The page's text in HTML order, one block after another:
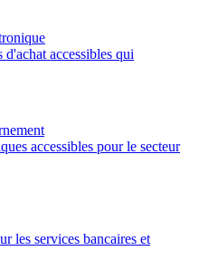
d'achat accessibles qui
accessibles pour le secteur
les services bancaires et